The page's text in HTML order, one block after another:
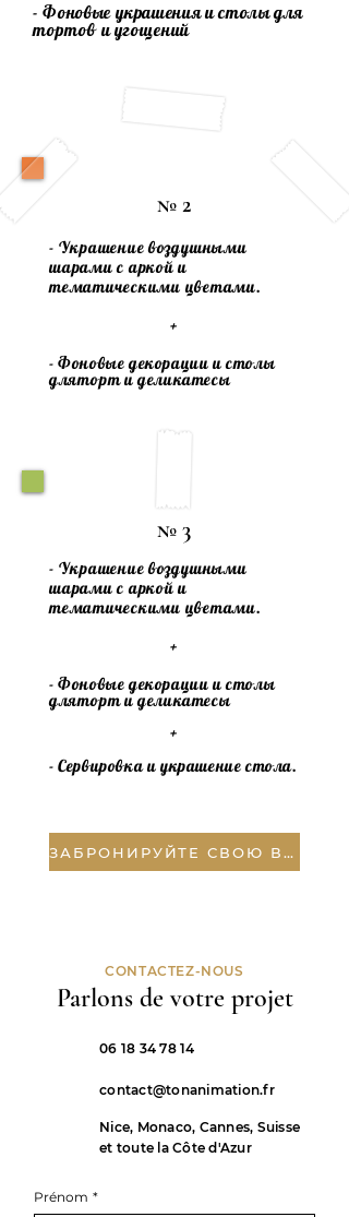
- Фоновые украшения и столы для
тортов и угощений
№ 2
- Украшение воздушными
шарами с аркой и
тематическими цветами.
+
- Фоновые декорации и столы
дляторти деликатесы
№ 3
- Украшение воздушными
шарами с аркой и
тематическими цветами.
+
- Фоновые декорации и столы
дляторти деликатесы
+
- Сервировка и украшение стола.
ЗАБРОНИРУЙТЕ СВОЮ ВЕЧЕРИНКУ
CONTACTEZ-NOUS
Parlons de votre projet
06 18 34 78 14
contact@tonanimation.fr
Nice, Monaco, Cannes, Suisse
et toute la Côte d'Azur
Prénom *